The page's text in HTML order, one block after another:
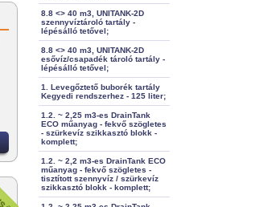
8.8 <> 40 m3, UNITANK-2D
szennyvíztároló tartály -
lépésálló tetővel;
8.8 <> 40 m3, UNITANK-2D
esővíz/csapadék tároló tartály -
lépésálló tetővel;
1. Levegőztető buborék tartály
Kegyedi rendszerhez - 125 liter;
1.2. ~ 2,25 m3-es DrainTank
ECO műanyag - fekvő szögletes
- szürkevíz szikkasztó blokk -
komplett;
1.2. ~ 2,2 m3-es DrainTank ECO
műanyag - fekvő szögletes -
tisztított szennyvíz / szürkevíz
szikkasztó blokk - komplett;